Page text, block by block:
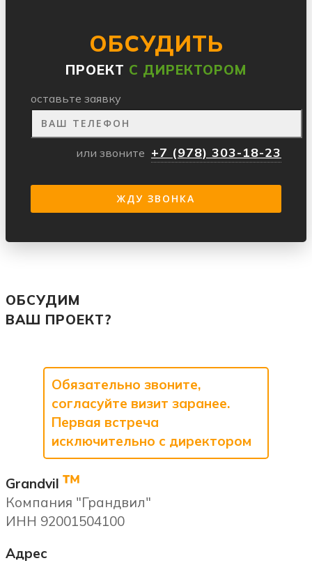
ОБСУДИТЬ
ПРОЕКТ С ДИРЕКТОРОМ
оставьте заявку
или звоните +7 (978) 303-18-23
ОБСУДИМ
ВАШ ПРОЕКТ?
Обязательно звоните,
согласуйте визит заранее.
Первая встреча
исключительно с директором
Grandvil ™
Компания "Грандвил"
ИНН 92001504100
Адрес